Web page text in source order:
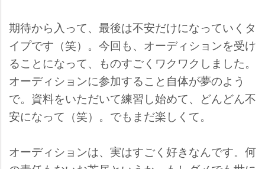
期待から入って、最後は不安だけになっていくタ
イプです（笑）。今回も、オーディションを受け
ることになって、ものすごくワクワクしました。
オーディションに参加すること自体が夢のよう
で。資料をいただいて練習し始めて、どんどん不
安になって（笑）。でもまだ楽しくて。
オーディションは、実はすごく好きなんです。何